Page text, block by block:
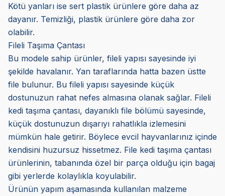
Kötü yanları ise sert plastik ürünlere göre daha az
dayanır. Temizliği, plastik ürünlere göre daha zor
olabilir.
Fileli Taşıma Çantası
Bu modele sahip ürünler, fileli yapısı sayesinde iyi
şekilde havalanır. Yan taraflarında hatta bazen üstte
file bulunur. Bu fileli yapısı sayesinde küçük
dostunuzun rahat nefes almasına olanak sağlar. Fileli
kedi taşıma çantası, dayanıklı file bölümü sayesinde,
küçük dostunuzun dışarıyı rahatlıkla izlemesini
mümkün hale getirir. Böylece evcil hayvanlarınız içinde
kendisini huzursuz hissetmez. File kedi taşıma çantası
ürünlerinin, tabanında özel bir parça olduğu için bagaj
gibi yerlerde kolaylıkla koyulabilir.
Ürünün yapım aşamasında kullanılan malzeme